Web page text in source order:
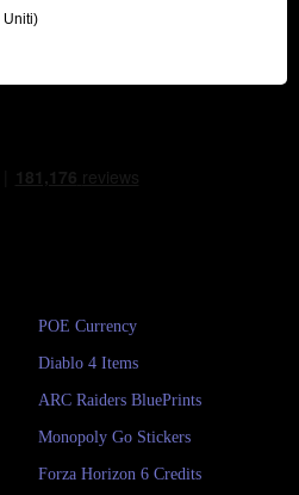
Uniti)
POE Currency
Diablo 4 Items
ARC Raiders BluePrints
Monopoly Go Stickers
Forza Horizon 6 Credits